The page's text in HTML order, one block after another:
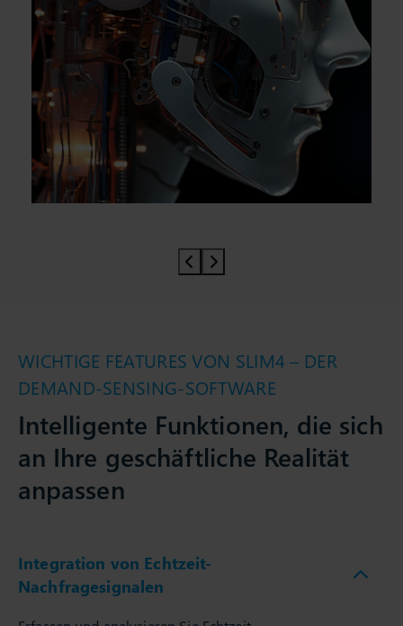
Prev slider
Prev slider
WICHTIGE FEATURES VON SLIM4 – DER
DEMAND-SENSING-SOFTWARE
Intelligente Funktionen, die sich
an Ihre geschäftliche Realität
anpassen
Integration von Echtzeit-
Nachfragesignalen